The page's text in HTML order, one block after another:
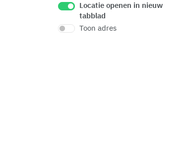
Locatie openen in nieuw
tabblad
Toon adres